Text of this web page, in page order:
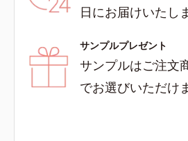
日にお届けいたし
サンプルプレゼント
サンプルはご注文
でお選びいただけ